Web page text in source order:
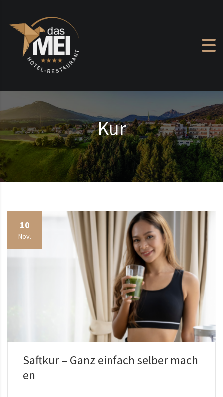
Kur
10
Nov.
Saftkur – Ganz einfach selber mach
en